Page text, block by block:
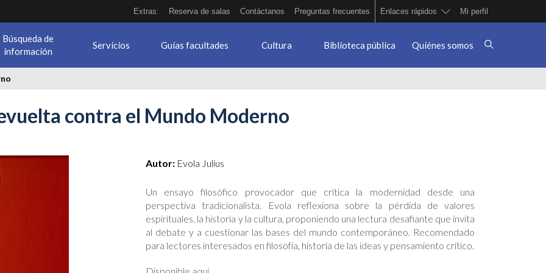
Extras: Reserva de salas Contáctanos Preguntas frecuentes Enlaces rápidos Mi perfil
Búsqueda de
información
Servicios Guías facultades Cultura Biblioteca pública Quiénes somos
contra el Mundo Moderno
Autor: Evola Julius
Un ensayo filosófico provocador que critica la modernidad desde una
perspectiva tradicionalista. Evola reflexiona sobre la pérdida de valores
espirituales, la historia y la cultura, proponiendo una lectura desafiante que invita
al debate y a cuestionar las bases del mundo contemporáneo. Recomendado
para lectores interesados en filosofía, historia de las ideas y pensamiento crítico.